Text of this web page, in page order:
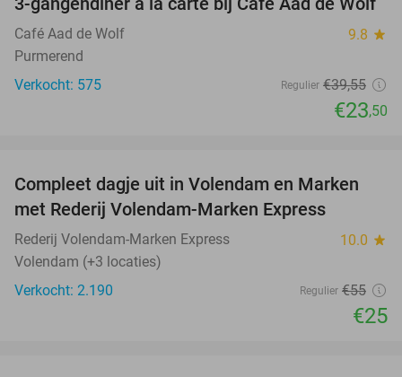
41%
Café Aad de Wolf 9.8 star
Purmerend
Verkocht: 575
Regulier €39,55
€23,50
55%
Compleet dagje uit in Volendam en Marken
met Rederij Volendam-Marken Express
Rederij Volendam-Marken Express 10.0 star
Volendam (+3 locaties)
Verkocht: 2.190
Regulier €55
€25